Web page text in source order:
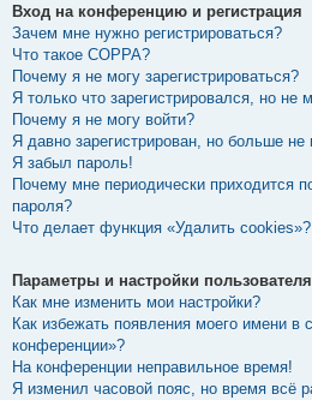
Вход на конференцию и регистрация
Зачем мне нужно регистрироваться?
Что такое COPPA?
Почему я не могу зарегистрироваться?
Я только что зарегистрировался, но не
Почему я не могу войти?
Я давно зарегистрирован, но больше не
Я забыл пароль!
Почему мне периодически приходится
пароля?
Что делает функция «Удалить cookies»?
Параметры и настройки пользователя
Как мне изменить мои настройки?
Как избежать появления моего имени в
конференции»?
На конференции неправильное время!
Я изменил часовой пояс, но время всё